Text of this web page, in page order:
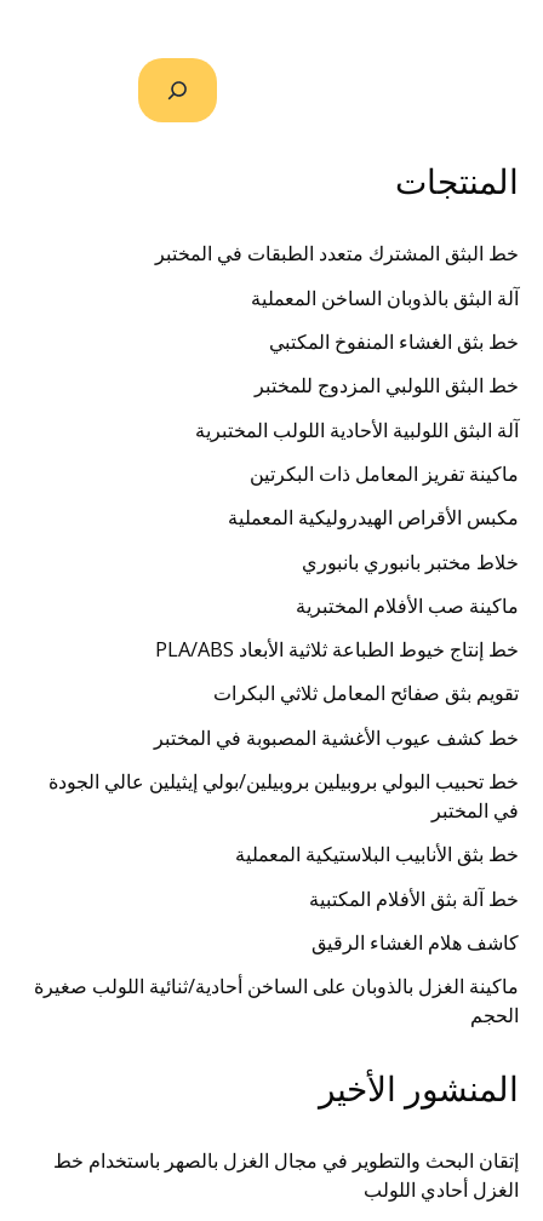
المنتجات
خط البثق المشترك متعدد الطبقات في المختبر
آلة البثق بالذوبان الساخن المعملية
خط بثق الغشاء المنفوخ المكتبي
خط البثق اللولبي المزدوج للمختبر
آلة البثق اللولبية الأحادية اللولب المختبرية
ماكينة تفريز المعامل ذات البكرتين
مكبس الأقراص الهيدروليكية المعملية
خلاط مختبر بانبوري بانبوري
ماكينة صب الأفلام المختبرية
خط إنتاج خيوط الطباعة ثلاثية الأبعاد PLA/ABS
تقويم بثق صفائح المعامل ثلاثي البكرات
خط كشف عيوب الأغشية المصبوبة في المختبر
خط تحبيب البولي بروبيلين بروبيلين/بولي إيثيلين عالي الجودة
في المختبر
خط بثق الأنابيب البلاستيكية المعملية
خط آلة بثق الأفلام المكتبية
كاشف هلام الغشاء الرقيق
ماكينة الغزل بالذوبان على الساخن أحادية/ثنائية اللولب صغيرة
الحجم
المنشور الأخير
إتقان البحث والتطوير في مجال الغزل بالصهر باستخدام خط
الغزل أحادي اللولب